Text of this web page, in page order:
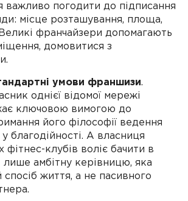
важливо погодити до підписання
місце розташування, площа,
франчайзери допомагають
домовитися з
умови франшизи.
однієї відомої мережі
ключовою вимогою до
його філософії ведення
у благодійності. А власниця
фітнес-клубів воліє бачити в
лише амбітну керівницю, яка
життя, а не пасивного